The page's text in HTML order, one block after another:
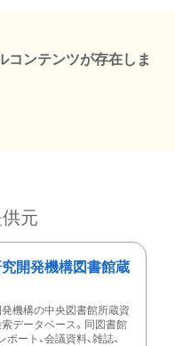
コンテンツが存在しま
元
開発機構図書館蔵
機構の中央図書館所蔵資
データベース。同図書館
ート、会議資料、雑誌、